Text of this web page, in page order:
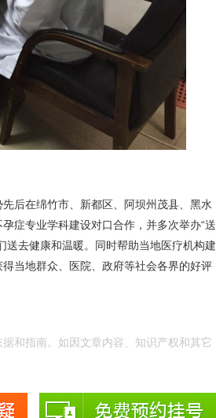
后在绵竹市、新都区、阿坝州茂县、黑水
症专业学科建设对口合作，并多次举办“送
送去健康和温暖。同时帮助当地医疗机构建
当地群众、医院、政府等社会各界的好评
和指南。如因文章内容、知识产权和其它